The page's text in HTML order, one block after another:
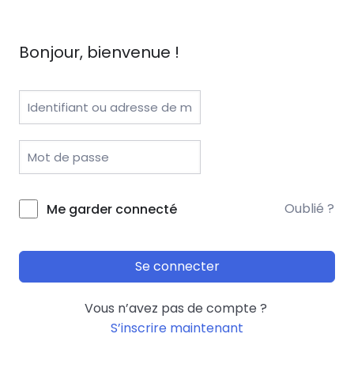
Bonjour, bienvenue !
Me garder connecté Oublié ?
Se connecter
Vous n’avez pas de compte ?
S’inscrire maintenant